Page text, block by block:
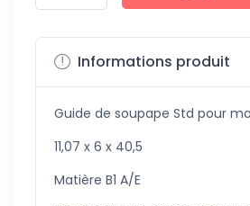
Informations produit
Guide de soupape Std pour
11,07 x 6 x 40,5
Matière B1 A/E